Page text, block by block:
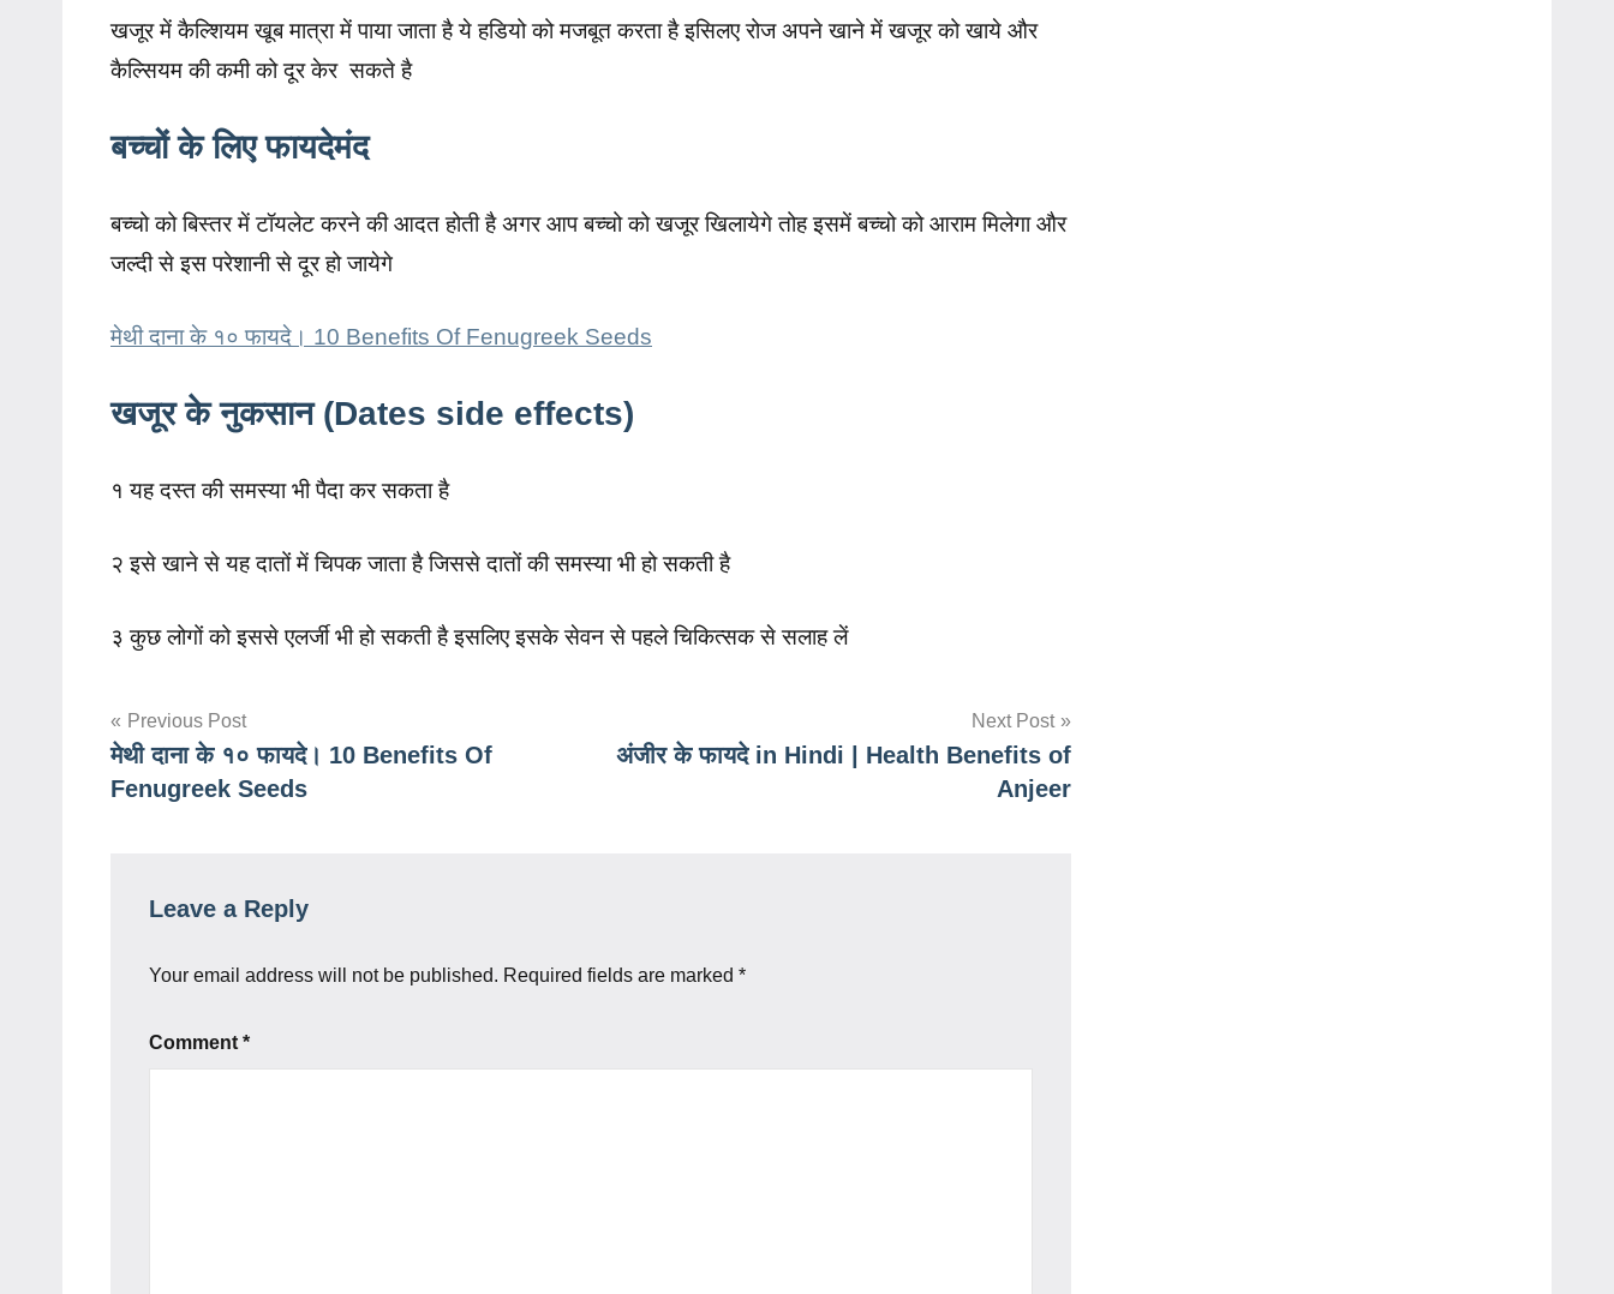
खजूर में कैल्शियम खूब मात्रा में पाया जाता है ये हडियो को मजबूत करता है इसिलए रोज अपने खाने में खजूर को खाये और
कैल्सियम की कमी को दूर केर सकते है
बच्चों के लिए फायदेमंद
बच्चो को बिस्तर में टॉयलेट करने की आदत होती है अगर आप बच्चो को खजूर खिलायेगे तोह इसमें बच्चो को आराम मिलेगा और
जल्दी से इस परेशानी से दूर हो जायेगे
मेथी दाना के १० फायदे। 10 Benefits Of Fenugreek Seeds
खजूर के नुकसान (Dates side effects)
१ यह दस्त की समस्या भी पैदा कर सकता है
२ इसे खाने से यह दातों में चिपक जाता है जिससे दातों की समस्या भी हो सकती है
३ कुछ लोगों को इससे एलर्जी भी हो सकती है इसलिए इसके सेवन से पहले चिकित्सक से सलाह लें
Post
navigation
Previous Post
मेथी दाना के १० फायदे। 10 Benefits Of
Fenugreek Seeds
Next Post
अंजीर के फायदे in Hindi | Health Benefits of
Anjeer
Leave a Reply
Your email address will not be published. Required fields are marked *
Comment *